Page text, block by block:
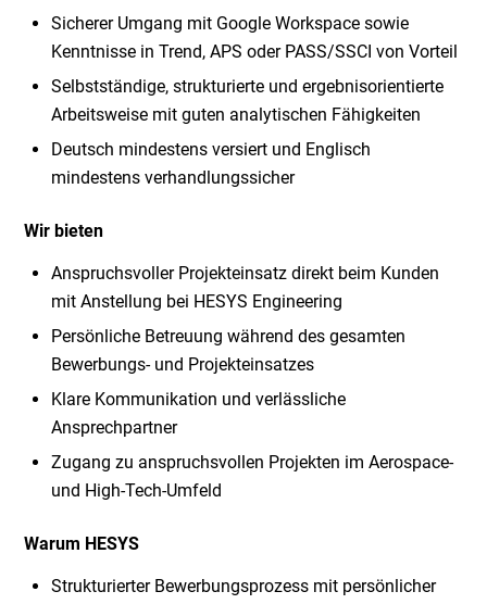
Sicherer Umgang mit Google Workspace sowie
Kenntnisse in Trend, APS oder PASS/SSCI von Vorteil
Selbstständige, strukturierte und ergebnisorientierte
Arbeitsweise mit guten analytischen Fähigkeiten
Deutsch mindestens versiert und Englisch
mindestens verhandlungssicher
Wir bieten
Anspruchsvoller Projekteinsatz direkt beim Kunden
mit Anstellung bei HESYS Engineering
Persönliche Betreuung während des gesamten
Bewerbungs- und Projekteinsatzes
Klare Kommunikation und verlässliche
Ansprechpartner
Zugang zu anspruchsvollen Projekten im Aerospace-
und High-Tech-Umfeld
Warum HESYS
Strukturierter Bewerbungsprozess mit persönlicher